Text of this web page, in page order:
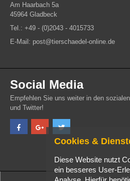
Am Haarbach 5a
45964 Gladbeck
Tel.: +49 - (0)2043 - 4015733
E-Mail: post@tierschaedel-online.de
Social Media
Empfehlen Sie uns weiter in den
und Twitter!
Cookies &
Diese Website nutzt
ein besseres User-